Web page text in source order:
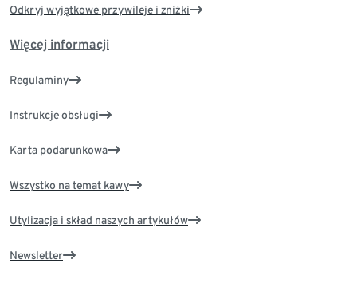
Odkryj wyjątkowe przywileje i zniżki
Więcej informacji
Regulaminy
Instrukcje obsługi
Karta podarunkowa
Wszystko na temat kawy
Utylizacja i skład naszych artykułów
Newsletter